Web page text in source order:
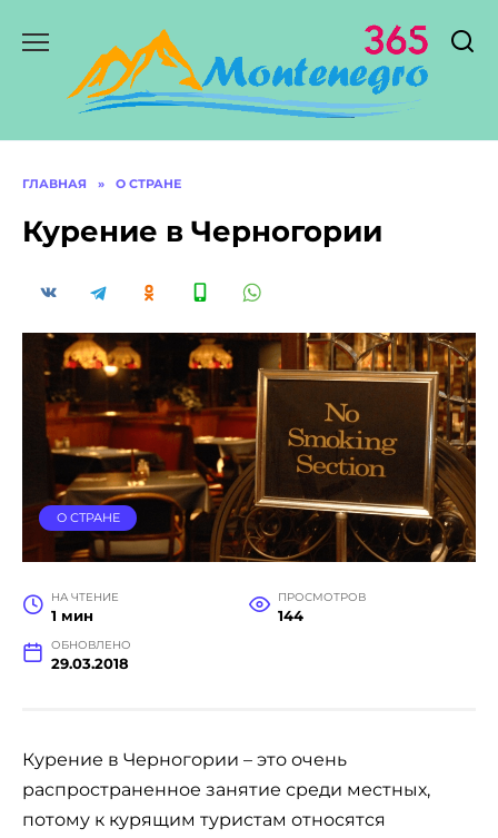
содержанию
ГЛАВНАЯ » О СТРАНЕ
Курение в Черногории
О СТРАНЕ
НА ЧТЕНИЕ
1 мин
ПРОСМОТРОВ
144
ОБНОВЛЕНО
29.03.2018
Курение в Черногории – это очень
распространенное занятие среди местных,
потому к курящим туристам относятся